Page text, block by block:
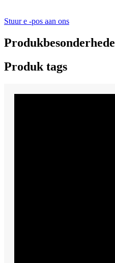
Stuur e -pos aan ons
Produkbesonderhede
Produk tags